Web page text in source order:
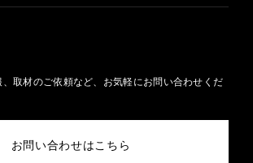
取材のご依頼など、お気軽にお問い合わせくだ
お問い合わせはこちら